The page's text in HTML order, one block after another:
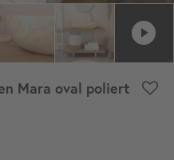
Mara oval poliert